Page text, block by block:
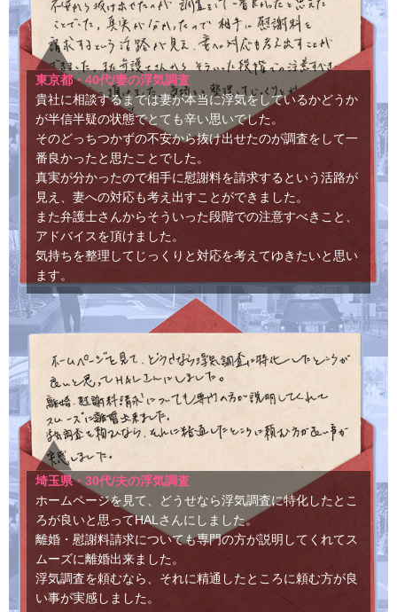
東京都・40代/妻の浮気調査
貴社に相談するまでは妻が本当に浮気をしているかどうか
が半信半疑の状態でとても辛い思いでした。
そのどっちつかずの不安から抜け出せたのが調査をして一
番良かったと思たことでした。
真実が分かったので相手に慰謝料を請求するという活路が
見え、妻への対応も考え出すことができました。
また弁護士さんからそういった段階での注意すべきこと、
アドバイスを頂けました。
気持ちを整理してじっくりと対応を考えてゆきたいと思い
ます。
埼玉県・30代/夫の浮気調査
ホームページを見て、どうせなら浮気調査に特化したとこ
ろが良いと思ってHALさんにしました。
離婚・慰謝料請求についても専門の方が説明してくれてス
ムーズに離婚出来ました。
浮気調査を頼むなら、それに精通したところに頼む方が良
い事が実感しました。